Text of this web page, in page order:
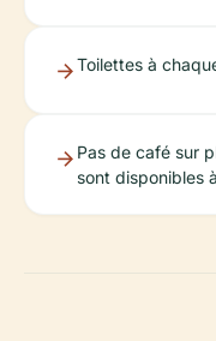
Toilettes à
Pas de café sur
sont disponibles